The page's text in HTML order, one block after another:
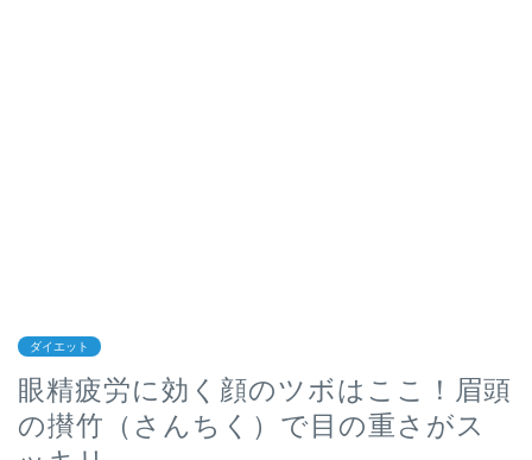
ダイエット
眼精疲労に効く顔のツボはここ！眉頭
の攅竹（さんちく）で目の重さがス